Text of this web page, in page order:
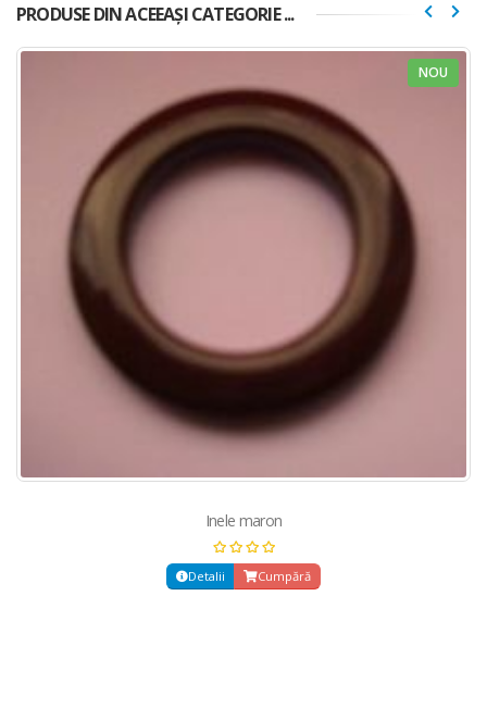
PRODUSE DIN ACEEAȘI CATEGORIE ...
NOU
Inele maron
Detalii Cumpără